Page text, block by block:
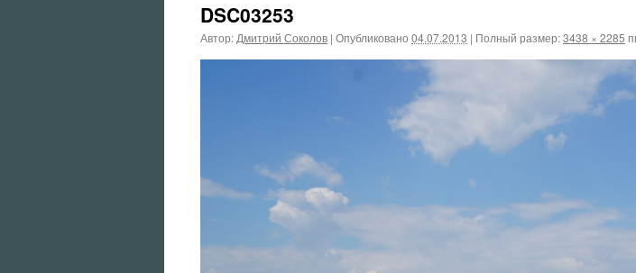
DSC03253
Автор: Дмитрий Соколов | Опубликовано 04.07.2013 | Полный размер:3438 × 2285